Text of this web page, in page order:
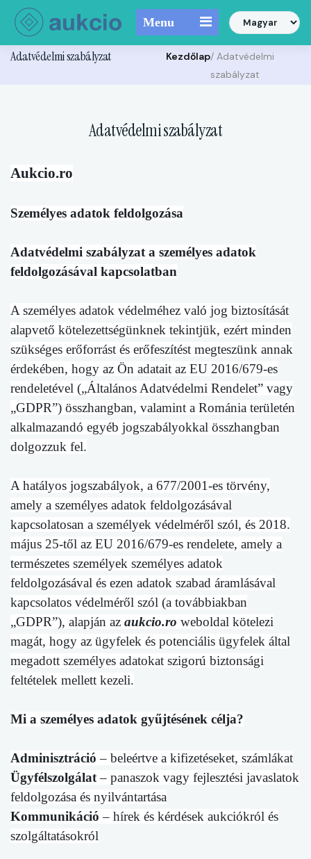
Menu
Adatvédelmi szabályzat Kezdőlap/ Adatvédelmi
szabályzat
Adatvédelmi szabályzat
Aukcio.ro
Személyes adatok feldolgozása
Adatvédelmi szabályzat a személyes adatok
feldolgozásával kapcsolatban
A személyes adatok védelméhez való jog biztosítását
alapvető kötelezettségünknek tekintjük, ezért minden
szükséges erőforrást és erőfeszítést megteszünk annak
érdekében, hogy az Ön adatait az EU 2016/679-es
rendeletével („Általános Adatvédelmi Rendelet” vagy
„GDPR”) összhangban, valamint a Románia területén
alkalmazandó egyéb jogszabályokkal összhangban
dolgozzuk fel.
A hatályos jogszabályok, a 677/2001-es törvény,
amely a személyes adatok feldolgozásával
kapcsolatosan a személyek védelméről szól, és 2018.
május 25-től az EU 2016/679-es rendelete, amely a
természetes személyek személyes adatok
feldolgozásával és ezen adatok szabad áramlásával
kapcsolatos védelméről szól (a továbbiakban
„GDPR”), alapján az aukcio.ro weboldal kötelezi
magát, hogy az ügyfelek és potenciális ügyfelek által
megadott személyes adatokat szigorú biztonsági
feltételek mellett kezeli.
Mi a személyes adatok gyűjtésének célja?
Adminisztráció – beleértve a kifizetéseket, számlákat
Ügyfélszolgálat– panaszok vagy fejlesztési javaslatok
feldolgozása és nyilvántartása
Kommunikáció – hírek és kérdések aukciókról és
szolgáltatásokról